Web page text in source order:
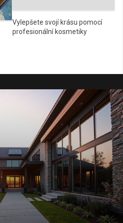
Vylepšete svojí krásu pomocí
profesionální kosmetiky